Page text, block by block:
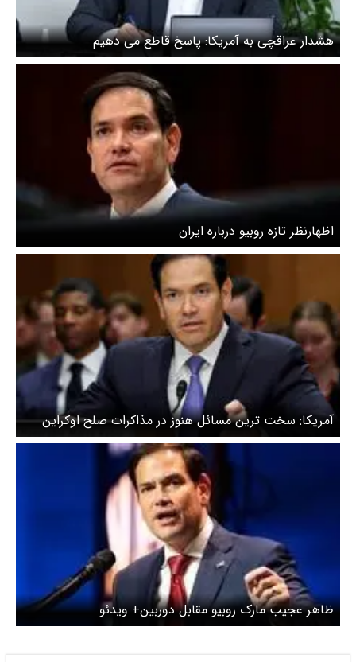
هشدار عراقچی به آمریکا: پاسخ قاطع می دهیم
اظهارنظر تازه روبیو درباره ایران
آمریکا: سخت ترین مسائل هنوز در مذاکرات صلح اوکراین
حل و فصل نشده است
ظاهر عجیب مارک روبیو مقابل دوربین+ ویدئو